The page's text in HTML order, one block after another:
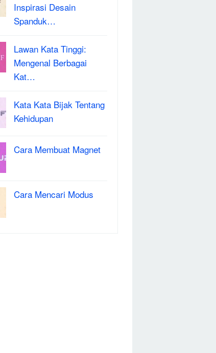
Inspirasi Desain
Spanduk…
Lawan Kata Tinggi:
Mengenal Berbagai
Kat…
Kata Kata Bijak Tentang
Kehidupan
Cara Membuat Magnet
Cara Mencari Modus